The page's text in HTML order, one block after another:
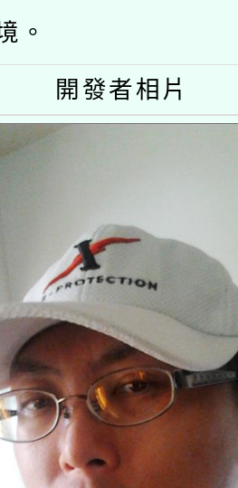
單位及節水達
。
開發者相片